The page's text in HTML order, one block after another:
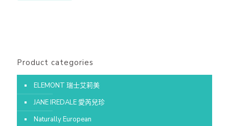
Product categories
ELEMONT 瑞士艾莉美
JANE IREDALE 愛芮兒珍
Naturally European